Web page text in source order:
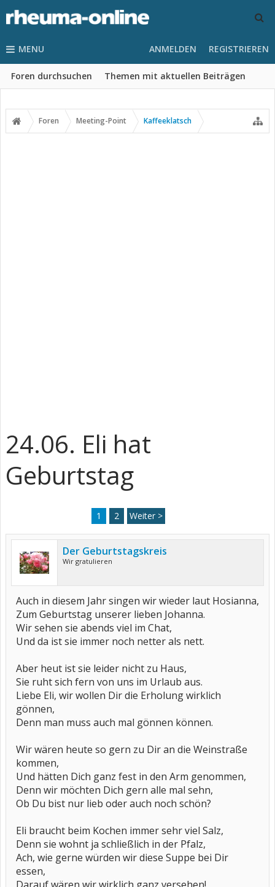
MENU
Foren durchsuchen Themen mit aktuellen Beiträgen
ANMELDEN REGISTRIEREN
Foren Meeting-Point Kaffeeklatsch
24.06. Eli hat
Geburtstag
1 2 Weiter >
Der Geburtstagskreis
Wir gratulieren
Auch in diesem Jahr singen wir wieder laut Hosianna,
Zum Geburtstag unserer lieben Johanna.
Wir sehen sie abends viel im Chat,
Und da ist sie immer noch netter als nett.
Aber heut ist sie leider nicht zu Haus,
Sie ruht sich fern von uns im Urlaub aus.
Liebe Eli, wir wollen Dir die Erholung wirklich
gönnen,
Denn man muss auch mal gönnen können.
Wir wären heute so gern zu Dir an die Weinstraße
kommen,
Und hätten Dich ganz fest in den Arm genommen,
Denn wir möchten Dich gern alle mal sehn,
Ob Du bist nur lieb oder auch noch schön?
Eli braucht beim Kochen immer sehr viel Salz,
Denn sie wohnt ja schließlich in der Pfalz,
Ach, wie gerne würden wir diese Suppe bei Dir
essen,